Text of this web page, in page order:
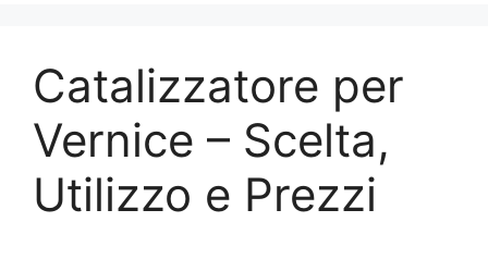
Catalizzatore per
Vernice – Scelta,
Utilizzo e Prezzi